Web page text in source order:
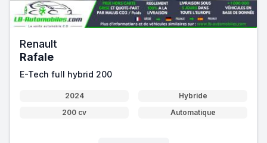
Renault
Rafale
E-Tech full hybrid 200
2024
Hybride
200 cv
Automatique